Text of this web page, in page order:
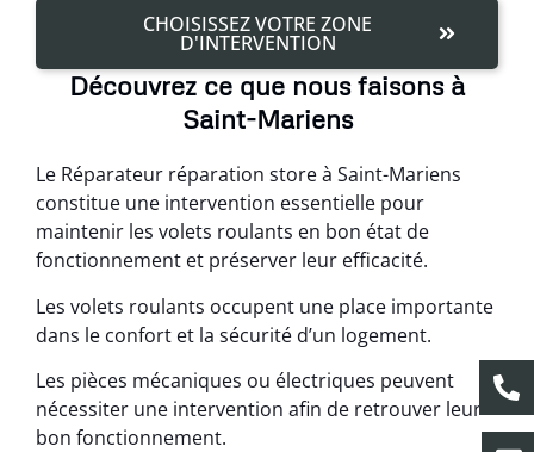
CHOISISSEZ VOTRE ZONE
D'INTERVENTION
Découvrez ce que nous faisons à
Saint-Mariens
Le Réparateur réparation store à Saint-Mariens
constitue une intervention essentielle pour
maintenir les volets roulants en bon état de
fonctionnement et préserver leur efficacité.
Les volets roulants occupent une place importante
dans le confort et la sécurité d’un logement.
Les pièces mécaniques ou électriques peuvent
nécessiter une intervention afin de retrouver leur
bon fonctionnement.